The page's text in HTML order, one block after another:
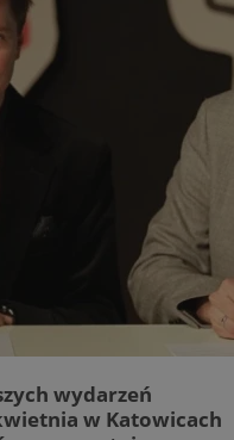
wydarzeń
w Katowicach